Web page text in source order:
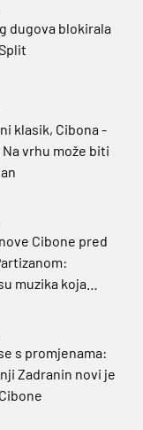
dugova blokirala
klasik, Cibona -
vrhu može biti
Cibone pred
muzika koja
s promjenama:
Zadranin novi je